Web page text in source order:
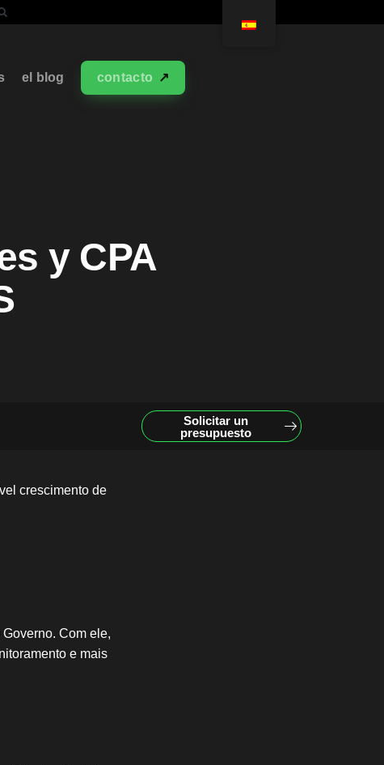
el blog contacto
y CPA
Solicitar un
presupuesto
crescimento de
Com ele,
e mais